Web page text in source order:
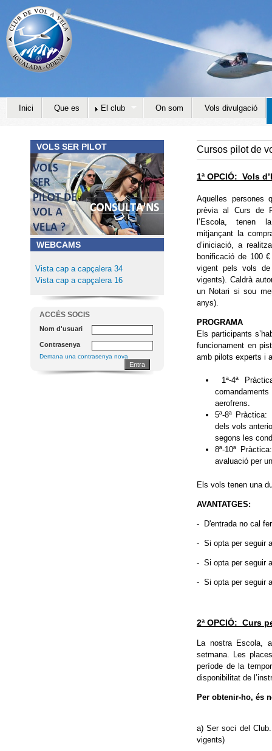
Cursos pilot de
1ª OPCIÓ: Vols
Aquelles persones
prèvia al Curs de
l’Escola, tenen
mitjançant la
d’iniciació, a
bonificació de 100
vigent pels vols de
vigents). Caldrà
un Notari si sou
anys).
PROGRAMA
Els participants
funcionament en
amb pilots experts i
1ª-4ª
aerofrens.
5ª-8ª
dels vols
segons les
8ª-10ª
avaluació per
Els vols tenen una
AVANTATGES:
- D'entrada no cal
- Si opta per seguir
- Si opta per seguir
- Si opta per seguir
2ª OPCIÓ: Curs
La nostra Escola,
setmana. Les
període de la
disponibilitat de
Per obtenir-ho, és
a) Ser soci del
vigents)
Inici Que es El club On som Vols divulgació
VOLS SER PILOT
WEBCAMS
Vista cap a capçalera 34
Vista cap a capçalera 16
ACCÉS SOCIS
Nom d'usuari
Contrasenya
Demana una contrasenya nova